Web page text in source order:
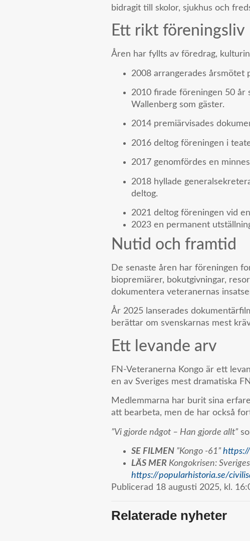
bidragit till skolor, sjukhus och
Ett rikt föreningsliv
Åren har fyllts av föredrag,
2008 arrangerades årsmötet
2010 firade föreningen 50 år
Wallenberg som gäster.
2014 premiärvisades
2016 deltog föreningen i
2017 genomfördes en
2018 hyllade
deltog.
2021 deltog föreningen vid
2023 en permanent
Nutid och framtid
De senaste åren har föreningen
biopremiärer, bokutgivningar,
dokumentera veteranernas
År 2025 lanserades
berättar om svenskarnas mest
Ett levande arv
FN-Veteranerna Kongo är ett
en av Sveriges mest dramatiska
Medlemmarna har burit sina
att bearbeta, men de har också
”Vi gjorde något – Han gjorde allt”
SE FILMEN ”Kongo -61”
LÄS MER Kongokrisen:
https://popularhistoria.se/
Publicerad 18 augusti 2025, kl.
Relaterade nyheter